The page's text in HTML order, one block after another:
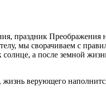
праздник Преображения
мы сворачиваем с
а после земной
верующего